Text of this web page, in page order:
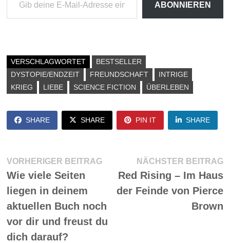
ABONNIEREN
VERSCHLAGWORTET
BESTSELLER
DYSTOPIE/ENDZEIT
FREUNDSCHAFT
INTRIGE
KRIEG
LIEBE SCIENCE FICTION ÜBERLEBEN
SHARE SHARE PIN IT SHARE
Beitragsnavigation
VORHERIGER BEITRAGVorheriger
Beitrag:
Wie viele Seiten
liegen in deinem
aktuellen Buch noch
vor dir und freust du
dich darauf?
NÄCHSTER BEITRAG
Red Rising – Im Haus
der Feinde von Pierce
Brown